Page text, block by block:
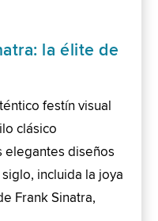
la élite de
festín visual
clásico
elegantes diseños
incluida la joya
Frank Sinatra,